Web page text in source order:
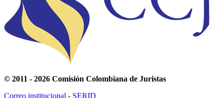
© 2011 - 2026 Comisión Colombiana de Juristas
Correo institucional - SERID